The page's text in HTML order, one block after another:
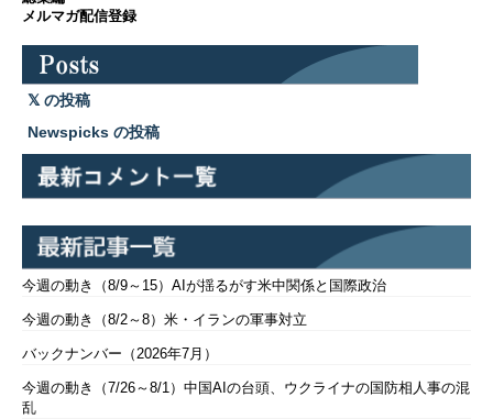
メルマガ配信登録
の投稿
Newspicks の投稿
今週の動き（8/9～15）AIが揺るがす米中関係と国際政治
今週の動き（8/2～8）米・イランの軍事対立
バックナンバー（2026年7月）
今週の動き（7/26～8/1）中国AIの台頭、ウクライナの国防相人事の混
乱